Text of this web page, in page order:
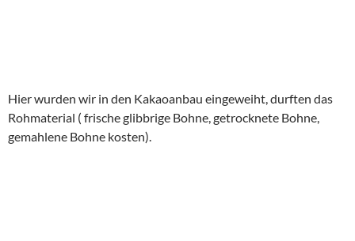
Hier wurden wir in den Kakaoanbau eingeweiht, durften das
Rohmaterial ( frische glibbrige Bohne, getrocknete Bohne,
gemahlene Bohne kosten).